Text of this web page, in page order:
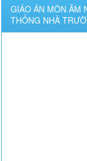
GIÁO ÁN MÔN ÂM
THỐNG NHÀ